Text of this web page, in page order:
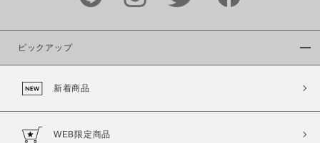
ピックアップ
新着商品
WEB限定商品